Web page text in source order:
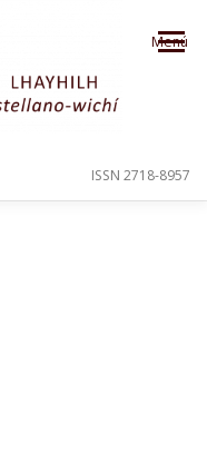
Menú
ISSN 2718-8957